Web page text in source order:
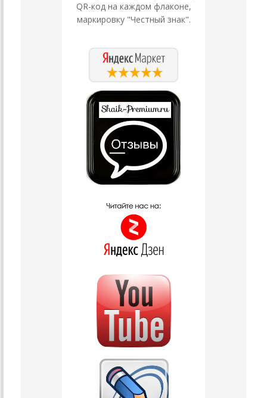
QR-код на каждом флаконе,
маркировку "Честный знак".